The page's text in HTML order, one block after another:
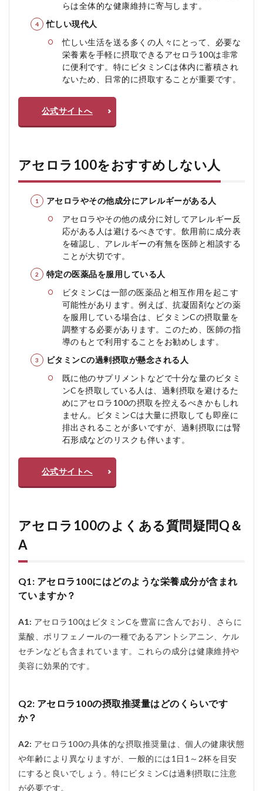
らは全体的な健康維持に寄与します。
忙しい現代人
忙しい生活を送る多くの人々にとって、必要な
栄養素を手軽に摂取できるアセロラ100は非常
に便利です。特にビタミンCは体内に蓄積され
ないため、日常的に摂取することが重要です。
公式サイトへ
アセロラ100をおすすめしない人
アセロラやその他成分にアレルギーがある人
アセロラやその他の成分に対してアレルギー反
応がある人は避けるべきです。飲用前に成分表
を確認し、アレルギーの有無を医師と相談する
ことが大切です。
特定の医薬品を服用している人
ビタミンCは一部の医薬品と相互作用を起こす
可能性があります。例えば、抗凝固剤などの薬
を服用している場合は、ビタミンCの摂取量を
調整する必要があります。このため、医師の指
導のもとで利用することをお勧めします。
ビタミンCの過剰摂取が懸念される人
既に他のサプリメントなどで十分な量のビタミ
ンCを摂取している人は、過剰摂取を避けるた
めにアセロラ100の摂取を控えるべきかもしれ
ません。ビタミンCは大量に摂取しても即座に
排出されることが多いですが、過剰摂取には腎
石形成などのリスクも伴います。
公式サイトへ
アセロラ100のよくある質問疑問Q＆
A
Q1: アセロラ100にはどのような栄養成分が含まれ
ていますか？
A1: アセロラ100はビタミンCを豊富に含んでおり、さらに
葉酸、ポリフェノールの一種であるアントシアニン、ケル
セチンなども含まれています。これらの成分は健康維持や
美容に効果的です。
Q2: アセロラ100の摂取推奨量はどのくらいです
か？
A2: アセロラ100の具体的な摂取推奨量は、個人の健康状態
や年齢により異なりますが、一般的には1日1～2杯を目安
にすると良いでしょう。特にビタミンCは過剰摂取に注意
が必要です。